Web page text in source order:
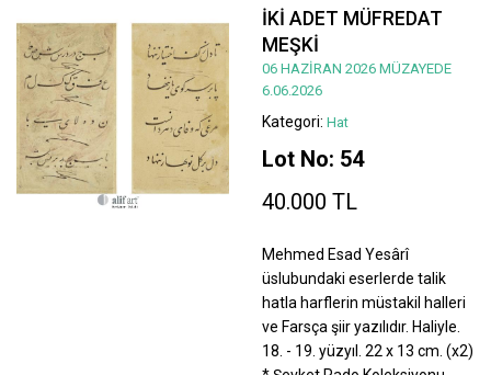
İKİ ADET MÜFREDAT
MEŞKİ
06 HAZİRAN 2026 MÜZAYEDE
6.06.2026
Kategori: Hat
Lot No: 54
40.000 TL
Mehmed Esad Yesârî
üslubundaki eserlerde talik
hatla harflerin müstakil halleri
ve Farsça şiir yazılıdır. Haliyle.
18. - 19. yüzyıl. 22 x 13 cm. (x2)